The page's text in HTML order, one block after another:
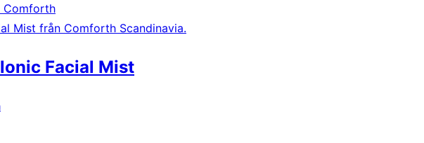
Comforth
Facial Mist